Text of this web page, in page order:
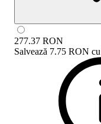
277.37 RON
Salvează 7.75 RON cu